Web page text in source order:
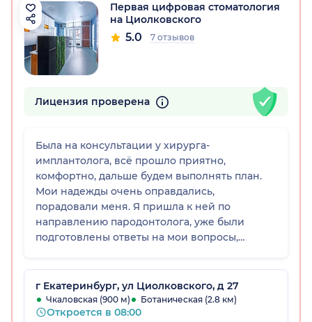
Первая цифровая стоматология
на Циолковского
5.0 7 отзывов
Лицензия проверена
Была на консультации у хирурга-
имплантолога, всё прошло приятно,
комфортно, дальше будем выполнять план.
Мои надежды очень оправдались,
порадовали меня. Я пришла к ней по
направлению пародонтолога, уже были
подготовлены ответы на мои вопросы,
зуб и устанавливать имплант одновременно.
Клиника приятная, комфортная, на
ресепшене доброжелательные девушки.
Документы оформили быстро, очереди
г Екатеринбург, ул Циолковского, д 27
Чкаловская (900 м) Ботаническая (2.8 км)
Откроется в 08:00